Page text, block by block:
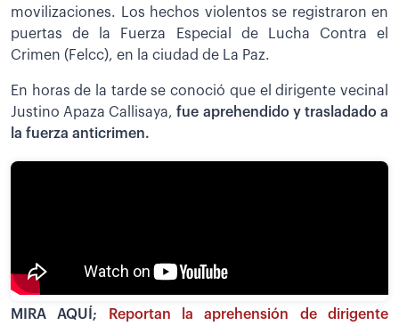
movilizaciones. Los hechos violentos se registraron en
puertas de la Fuerza Especial de Lucha Contra el
Crimen (Felcc), en la ciudad de La Paz.
En horas de la tarde se conoció que el dirigente vecinal
Justino Apaza Callisaya, fue aprehendido y trasladado a
la fuerza anticrimen.
MIRA AQUÍ;
Reportan la aprehensión de dirigente